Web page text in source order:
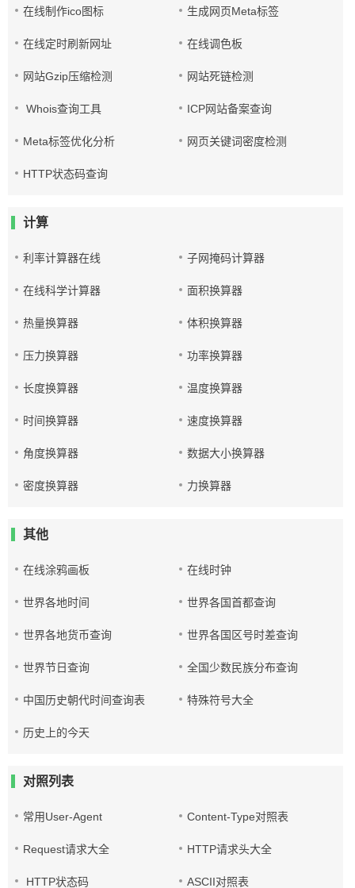
在线制作ico图标 生成网页Meta标签
在线定时刷新网址 在线调色板
网站Gzip压缩检测 网站死链检测
Whois查询工具 ICP网站备案查询
Meta标签优化分析 网页关键词密度检测
HTTP状态码查询
计算
利率计算器在线 子网掩码计算器
在线科学计算器 面积换算器
热量换算器 体积换算器
压力换算器 功率换算器
长度换算器 温度换算器
时间换算器 速度换算器
角度换算器 数据大小换算器
密度换算器 力换算器
其他
在线涂鸦画板 在线时钟
世界各地时间 世界各国首都查询
世界各地货币查询 世界各国区号时差查询
世界节日查询 全国少数民族分布查询
中国历史朝代时间查询表 特殊符号大全
历史上的今天
对照列表
常用User-Agent Content-Type对照表
Request请求大全 HTTP请求头大全
HTTP状态码 ASCII对照表